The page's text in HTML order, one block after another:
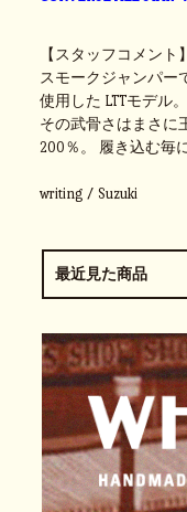
【スタッフコメント】
スモークジャンパー
使用した LTTモデル。
その武骨さはまさに
200％。 履き込む毎
writing / Suzuki
最近見た商品